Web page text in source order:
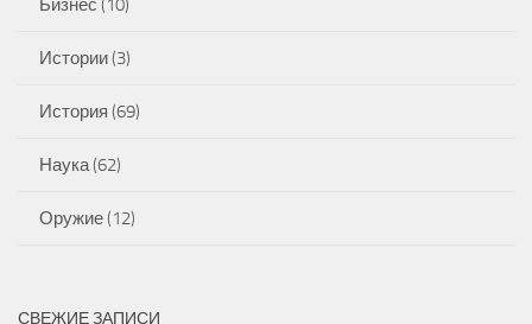
Бизнес (10)
Истории(3)
История (69)
Наука(62)
Оружие(12)
СВЕЖИЕ ЗАПИСИ